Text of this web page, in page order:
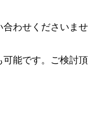
わせくださいませ
可能です。ご検討頂